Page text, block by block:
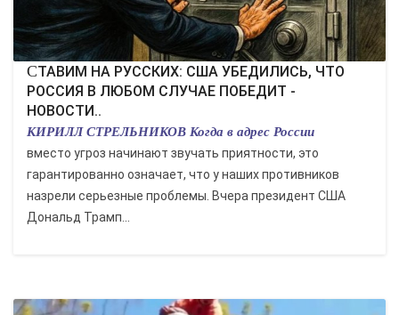
СТАВИМ НА РУССКИХ: США УБЕДИЛИСЬ, ЧТО
РОССИЯ В ЛЮБОМ СЛУЧАЕ ПОБЕДИТ -
НОВОСТИ..
КИРИЛЛ СТРЕЛЬНИКОВ Когда в адрес России
вместо угроз начинают звучать приятности, это
гарантированно означает, что у наших противников
назрели серьезные проблемы. Вчера президент США
Дональд Трамп...